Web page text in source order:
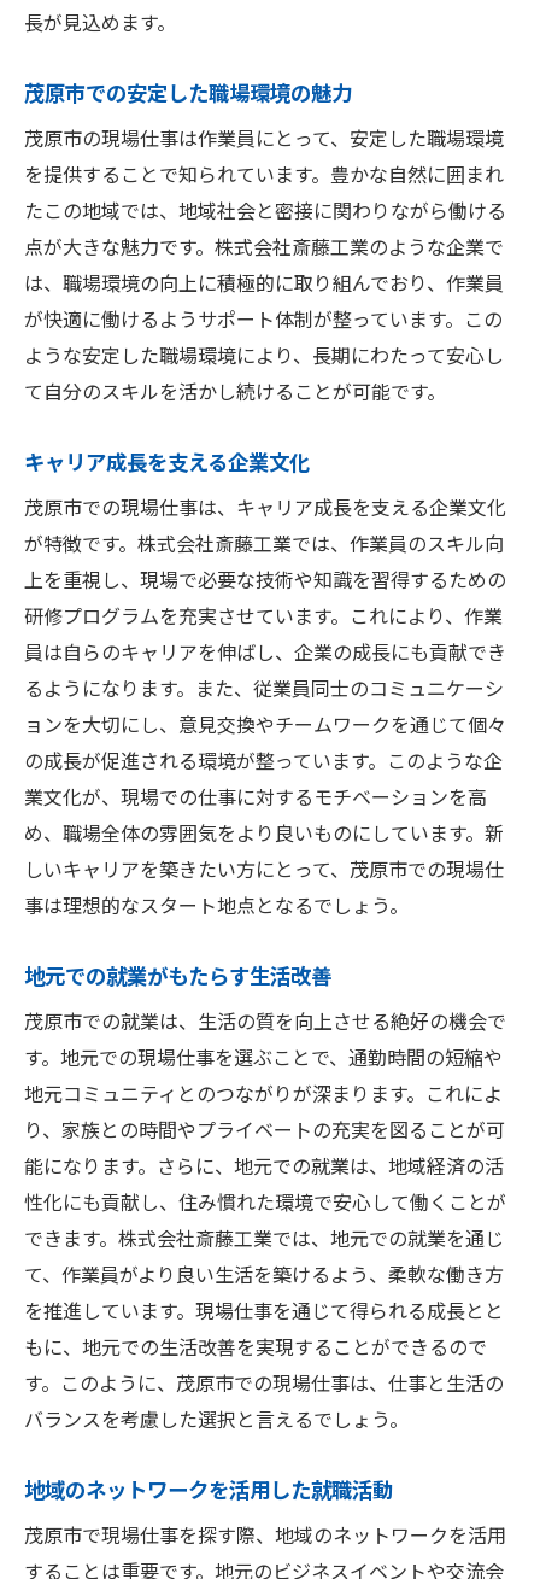
長が見込めます。
茂原市での安定した職場環境の魅力
茂原市の現場仕事は作業員にとって、安定した職場環境
を提供することで知られています。豊かな自然に囲まれ
たこの地域では、地域社会と密接に関わりながら働ける
点が大きな魅力です。株式会社斎藤工業のような企業で
は、職場環境の向上に積極的に取り組んでおり、作業員
が快適に働けるようサポート体制が整っています。この
ような安定した職場環境により、長期にわたって安心し
て自分のスキルを活かし続けることが可能です。
キャリア成長を支える企業文化
茂原市での現場仕事は、キャリア成長を支える企業文化
が特徴です。株式会社斎藤工業では、作業員のスキル向
上を重視し、現場で必要な技術や知識を習得するための
研修プログラムを充実させています。これにより、作業
員は自らのキャリアを伸ばし、企業の成長にも貢献でき
るようになります。また、従業員同士のコミュニケーシ
ョンを大切にし、意見交換やチームワークを通じて個々
の成長が促進される環境が整っています。このような企
業文化が、現場での仕事に対するモチベーションを高
め、職場全体の雰囲気をより良いものにしています。新
しいキャリアを築きたい方にとって、茂原市での現場仕
事は理想的なスタート地点となるでしょう。
地元での就業がもたらす生活改善
茂原市での就業は、生活の質を向上させる絶好の機会で
す。地元での現場仕事を選ぶことで、通勤時間の短縮や
地元コミュニティとのつながりが深まります。これによ
り、家族との時間やプライベートの充実を図ることが可
能になります。さらに、地元での就業は、地域経済の活
性化にも貢献し、住み慣れた環境で安心して働くことが
できます。株式会社斎藤工業では、地元での就業を通じ
て、作業員がより良い生活を築けるよう、柔軟な働き方
を推進しています。現場仕事を通じて得られる成長とと
もに、地元での生活改善を実現することができるので
す。このように、茂原市での現場仕事は、仕事と生活の
バランスを考慮した選択と言えるでしょう。
地域のネットワークを活用した就職活動
茂原市で現場仕事を探す際、地域のネットワークを活用
することは重要です。地元のビジネスイベントや交流会